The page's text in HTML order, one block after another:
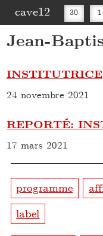
cave12 30 1
20
Jean-
INSTITUTRICE
24 novembre 2021
REPORTÉ:
17 mars 2021
programme
label